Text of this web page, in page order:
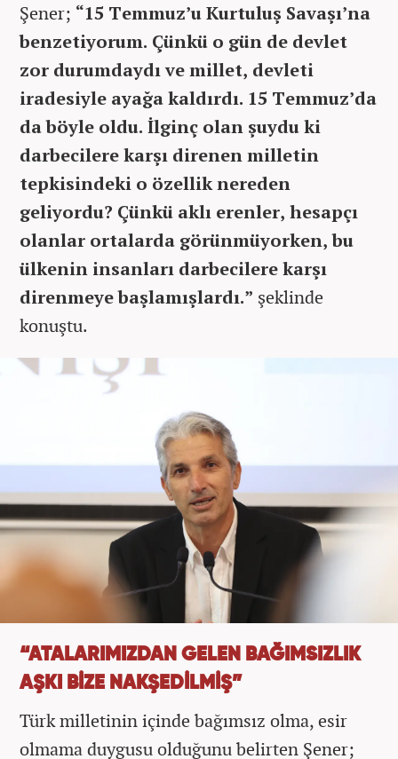
Şener; “15 Temmuz’u Kurtuluş Savaşı’na
benzetiyorum. Çünkü o gün de devlet
zor durumdaydı ve millet, devleti
iradesiyle ayağa kaldırdı. 15 Temmuz’da
da böyle oldu. İlginç olan şuydu ki
darbecilere karşı direnen milletin
tepkisindeki o özellik nereden
geliyordu? Çünkü aklı erenler, hesapçı
olanlar ortalarda görünmüyorken, bu
ülkenin insanları darbecilere karşı
direnmeye başlamışlardı.” şeklinde
konuştu.
“ATALARIMIZDAN GELEN BAĞIMSIZLIK
AŞKI BİZE NAKŞEDİLMİŞ”
Türk milletinin içinde bağımsız olma, esir
olmama duygusu olduğunu belirten Şener;